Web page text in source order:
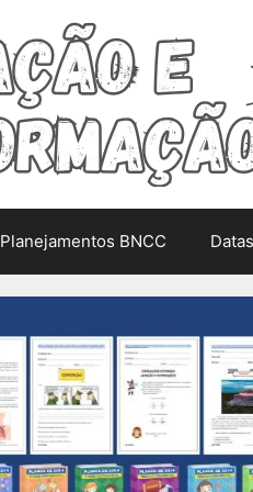
Planejamentos BNCC